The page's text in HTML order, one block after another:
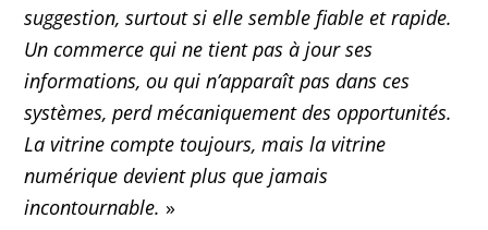
suggestion, surtout si elle semble fiable et rapide.
Un commerce qui ne tient pas à jour ses
informations, ou qui n’apparaît pas dans ces
systèmes, perd mécaniquement des opportunités.
La vitrine compte toujours, mais la vitrine
numérique devient plus que jamais
incontournable. »